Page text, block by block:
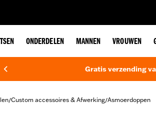
ONDERDELEN MANNEN VROUWEN
Gratis verzending
/Custom accessoires & Afwerking/Asmoerdoppen